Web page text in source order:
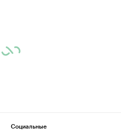
Социальные